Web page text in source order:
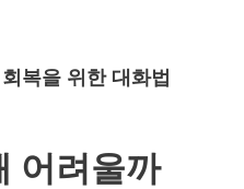
복을 위한 대화법
어려울까